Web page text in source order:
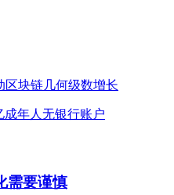
块链几何级数增长
成年人无银行账户
需要谨慎